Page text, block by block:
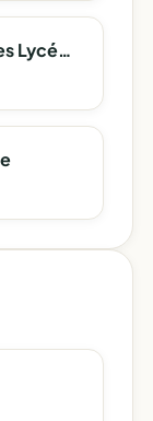
Association Des Parents D'élèves Lycée D'airion